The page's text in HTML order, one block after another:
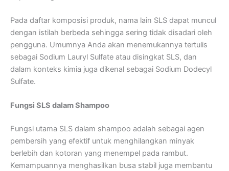
Pada daftar komposisi produk, nama lain SLS dapat muncul
dengan istilah berbeda sehingga sering tidak disadari oleh
pengguna. Umumnya Anda akan menemukannya tertulis
sebagai Sodium Lauryl Sulfate atau disingkat SLS, dan
dalam konteks kimia juga dikenal sebagai Sodium Dodecyl
Sulfate.
Fungsi SLS dalam Shampoo
Fungsi utama SLS dalam shampoo adalah sebagai agen
pembersih yang efektif untuk menghilangkan minyak
berlebih dan kotoran yang menempel pada rambut.
Kemampuannya menghasilkan busa stabil juga membantu